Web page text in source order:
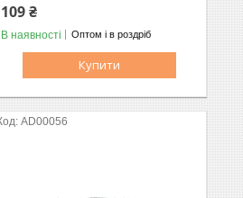
109 ₴
В наявності Оптом і в роздріб
Купити
AD00056